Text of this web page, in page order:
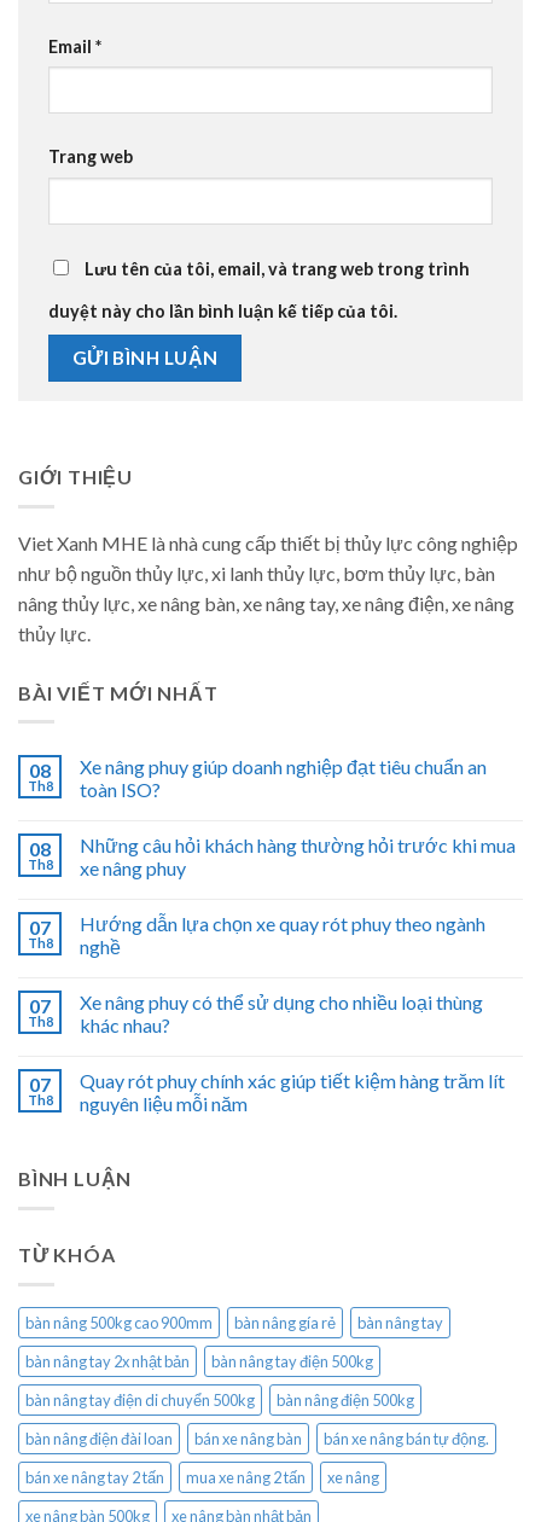
Email *
Trang web
Lưu tên của tôi, email, và trang web trong trình
duyệt này cho lần bình luận kế tiếp của tôi.
GIỚI THIỆU
Viet Xanh MHE là nhà cung cấp thiết bị thủy lực công nghiệp
như bộ nguồn thủy lực, xi lanh thủy lực, bơm thủy lực, bàn
nâng thủy lực, xe nâng bàn, xe nâng tay, xe nâng điện, xe nâng
thủy lực.
BÀI VIẾT MỚI NHẤT
08
Th8
Xe nâng phuy giúp doanh nghiệp đạt tiêu chuẩn an
toàn ISO?
08
Th8
Những câu hỏi khách hàng thường hỏi trước khi mua
xe nâng phuy
07
Th8
Hướng dẫn lựa chọn xe quay rót phuy theo ngành
nghề
07
Th8
Xe nâng phuy có thể sử dụng cho nhiều loại thùng
khác nhau?
07
Th8
Quay rót phuy chính xác giúp tiết kiệm hàng trăm lít
nguyên liệu mỗi năm
BÌNH LUẬN
TỪ KHÓA
bàn nâng 500kg cao 900mm bàn nâng gía rẻ
bàn nâng tay
bàn nâng tay 2x nhật bản
bàn nâng tay điện 500kg
bàn nâng tay điện di chuyển 500kg
bàn nâng điện 500kg
bàn nâng điện đài loan
bán xe nâng bàn
bán xe nâng bán tự động.
bán xe nâng tay 2 tấn
mua xe nâng 2 tấn
xe nâng
xe nâng bàn 500kg
xe nâng bàn nhật bản